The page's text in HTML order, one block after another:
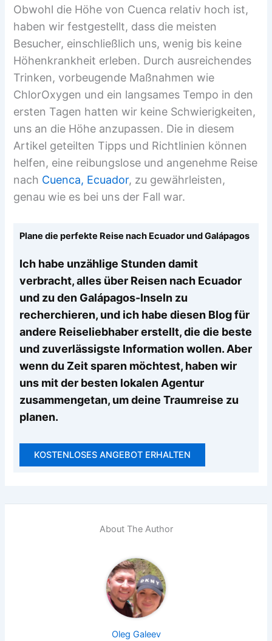
Obwohl die Höhe von Cuenca relativ hoch ist,
haben wir festgestellt, dass die meisten
Besucher, einschließlich uns, wenig bis keine
Höhenkrankheit erleben. Durch ausreichendes
Trinken, vorbeugende Maßnahmen wie
ChlorOxygen und ein langsames Tempo in den
ersten Tagen hatten wir keine Schwierigkeiten,
uns an die Höhe anzupassen. Die in diesem
Artikel geteilten Tipps und Richtlinien können
helfen, eine reibungslose und angenehme Reise
nach Cuenca, Ecuador, zu gewährleisten,
genau wie es bei uns der Fall war.
Plane die perfekte Reise nach Ecuador und Galápagos
Ich habe unzählige Stunden damit
verbracht, alles über Reisen nach Ecuador
und zu den Galápagos-Inseln zu
recherchieren, und ich habe diesen Blog für
andere Reiseliebhaber erstellt, die die beste
und zuverlässigste Information wollen. Aber
wenn du Zeit sparen möchtest, haben wir
uns mit der besten lokalen Agentur
zusammengetan, um deine Traumreise zu
planen.
KOSTENLOSES ANGEBOT ERHALTEN
About The Author
Oleg Galeev